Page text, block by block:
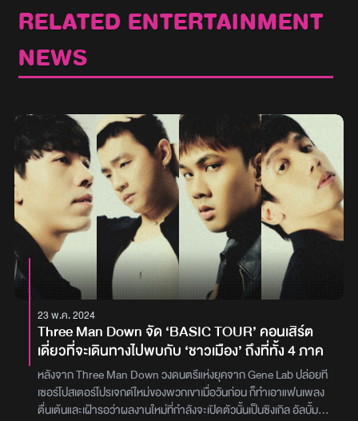
RELATED ENTERTAINMENT
NEWS
23 พ.ค. 2024
Three Man Down จัด ‘BASIC TOUR’ คอนเสิร์ต
เดี่ยวที่จะเดินทางไปพบกับ ‘ชาวเมือง’ ถึงที่ทั้ง 4 ภาค
หลังจาก Three Man Down วงดนตรีแห่งยุคจาก Gene Lab ปล่อยที
เซอร์โปสเตอร์โปรเจกต์ใหม่ของพวกเขาเมื่อวันก่อน ก็ทำเอาแฟนเพลง
ตื่นเต้นและเฝ้ารอว่าผลงานใหม่ที่กำลังจะเปิดตัวนั้นเป็นซิงเกิล อัลบั้ม